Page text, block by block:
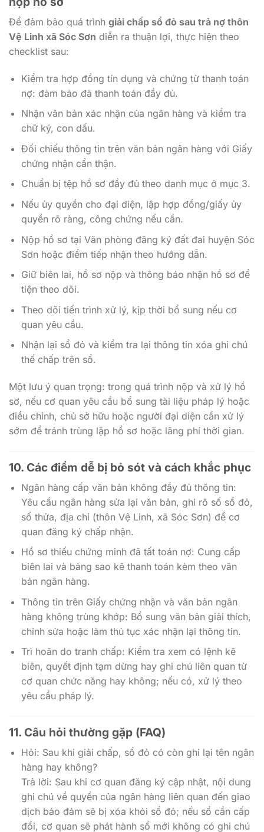
Để đảm bảo quá trình giải chấp sổ đỏ sau trả nợ thôn
Vệ Linh xã Sóc Sơn diễn ra thuận lợi, thực hiện theo
checklist sau:
Kiểm tra hợp đồng tín dụng và chứng từ thanh toán
nợ: đảm bảo đã thanh toán đầy đủ.
Nhận văn bản xác nhận của ngân hàng và kiểm tra
chữ ký, con dấu.
Đối chiếu thông tin trên văn bản ngân hàng với Giấy
chứng nhận cẩn thận.
Chuẩn bị tệp hồ sơ đầy đủ theo danh mục ở mục 3.
Nếu ủy quyền cho đại diện, lập hợp đồng/giấy ủy
quyền rõ ràng, công chứng nếu cần.
Nộp hồ sơ tại Văn phòng đăng ký đất đai huyện Sóc
Sơn hoặc điểm tiếp nhận theo hướng dẫn.
Giữ biên lai, hồ sơ nộp và thông báo nhận hồ sơ để
tiện theo dõi.
Theo dõi tiến trình xử lý, kịp thời bổ sung nếu cơ
quan yêu cầu.
Nhận lại sổ đỏ và kiểm tra lại thông tin xóa ghi chú
thế chấp trên sổ.
Một lưu ý quan trọng: trong quá trình nộp và xử lý hồ
sơ, nếu cơ quan yêu cầu bổ sung tài liệu pháp lý hoặc
điều chỉnh, chủ sở hữu hoặc người đại diện cần xử lý
sớm để tránh trùng lặp hồ sơ hoặc lãng phí thời gian.
10. Các điểm dễ bị bỏ sót và cách khắc phục
Ngân hàng cấp văn bản không đầy đủ thông tin:
Yêu cầu ngân hàng sửa lại văn bản, ghi rõ số sổ đỏ,
số thửa, địa chỉ (thôn Vệ Linh, xã Sóc Sơn) để cơ
quan đăng ký chấp nhận.
Hồ sơ thiếu chứng minh đã tất toán nợ: Cung cấp
biên lai và bảng sao kê thanh toán kèm theo văn
bản ngân hàng.
Thông tin trên Giấy chứng nhận và văn bản ngân
hàng không trùng khớp: Bổ sung văn bản giải thích,
chỉnh sửa hoặc làm thủ tục xác nhận lại thông tin.
Trì hoãn do tranh chấp: Kiểm tra xem có lệnh kê
biên, quyết định tạm dừng hay ghi chú liên quan từ
cơ quan chức năng hay không; nếu có, xử lý theo
yêu cầu pháp lý.
11. Câu hỏi thường gặp (FAQ)
Hỏi: Sau khi giải chấp, sổ đỏ có còn ghi lại tên ngân
hàng hay không?
Trả lời: Sau khi cơ quan đăng ký cập nhật, nội dung
ghi chú về quyền của ngân hàng liên quan đến giao
dịch bảo đảm sẽ bị xóa khỏi sổ đỏ; nếu sổ cần cấp
đổi, cơ quan sẽ phát hành sổ mới không có ghi chú